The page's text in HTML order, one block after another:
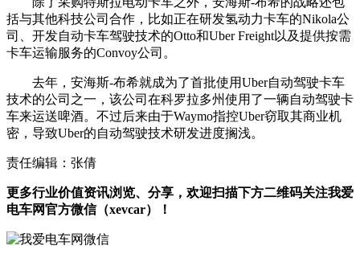
括与其他科技公司合作，比如正在研发氢动力卡车的Nikola公
司、开发自动卡车驾驶技术的Otto和Uber Freight以及提供按需
卡车运输服务的Convoy公司。
去年，安海斯-布希就成为了首批使用Uber自动驾驶卡车
技术的公司之一，该公司在科罗拉多州使用了一辆自动驾驶卡
车来运送啤酒。不过后来由于Waymo指控Uber窃取其商业机
密，导致Uber的自动驾驶技术研发进度搁浅。
责任编辑：张倩
更多行业价值资讯浏览、分享，欢迎扫描下方二维码关注我爱
电车网官方微信（xevcar）！